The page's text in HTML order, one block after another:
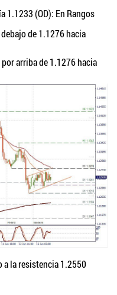
1.1233 (OD): En Rangos
de 1.1276 hacia
arriba de 1.1276 hacia
la resistencia 1.2550